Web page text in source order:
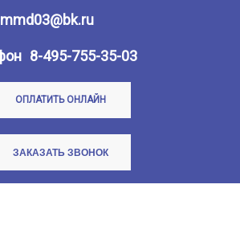
mmd03@bk.ru
8-495-755-35-03
ОПЛАТИТЬ ОНЛАЙН
ЗАКАЗАТЬ ЗВОНОК